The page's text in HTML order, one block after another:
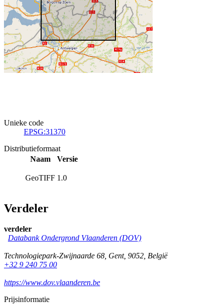
Unieke code
EPSG:31370
Distributieformaat
Naam
Versie
GeoTIFF 1.0
Verdeler
verdeler
Databank Ondergrond Vlaanderen (DOV)
Technologiepark-Zwijnaarde 68, Gent, 9052, België
+32 9 240 75 00
https://www.dov.vlaanderen.be
Prijsinformatie